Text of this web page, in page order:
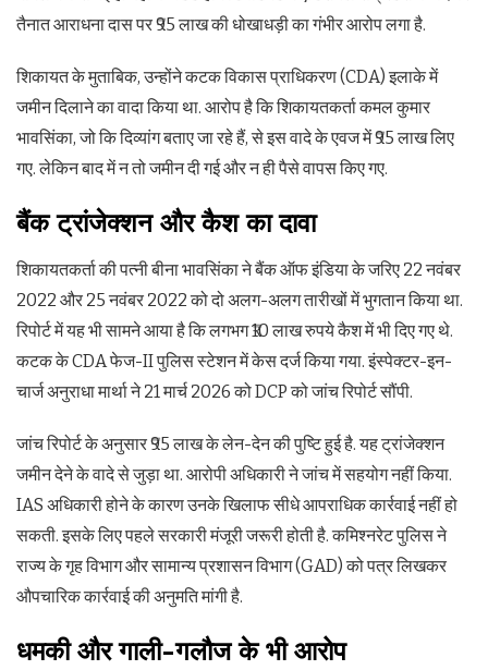
तैनात आराधना दास पर ₹95 लाख की धोखाधड़ी का गंभीर आरोप लगा है.
शिकायत के मुताबिक, उन्होंने कटक व‍िकास प्राध‍िकरण (CDA) इलाके में
जमीन दिलाने का वादा किया था. आरोप है कि शिकायतकर्ता कमल कुमार
भावसिंका, जो कि दिव्यांग बताए जा रहे हैं, से इस वादे के एवज में ₹95 लाख लिए
गए. लेकिन बाद में न तो जमीन दी गई और न ही पैसे वापस किए गए.
बैंक ट्रांजेक्शन और कैश का दावा
शिकायतकर्ता की पत्नी बीना भावसिंका ने बैंक ऑफ इंड‍िया के जरिए 22 नवंबर
2022 और 25 नवंबर 2022 को दो अलग-अलग तारीखों में भुगतान किया था.
रिपोर्ट में यह भी सामने आया है कि लगभग ₹10 लाख रुपये कैश में भी दिए गए थे.
कटक के CDA फेज-II पुलिस स्टेशन में केस दर्ज किया गया. इंस्पेक्टर-इन-
चार्ज अनुराधा मार्था ने 21 मार्च 2026 को DCP को जांच रिपोर्ट सौंपी.
जांच रिपोर्ट के अनुसार ₹95 लाख के लेन-देन की पुष्टि हुई है. यह ट्रांजेक्शन
जमीन देने के वादे से जुड़ा था. आरोपी अधिकारी ने जांच में सहयोग नहीं किया.
IAS अधिकारी होने के कारण उनके खिलाफ सीधे आपराधिक कार्रवाई नहीं हो
सकती. इसके लिए पहले सरकारी मंजूरी जरूरी होती है. कमिश्नरेट पुलिस ने
राज्य के गृह विभाग और सामान्य प्रशासन विभाग (GAD) को पत्र लिखकर
औपचारिक कार्रवाई की अनुमति मांगी है.
धमकी और गाली-गलौज के भी आरोप